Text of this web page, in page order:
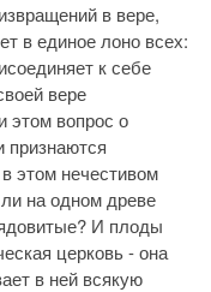
в вере,
в единое лоно всех:
к себе
вере
этом вопрос о
признаются
этом нечестивом
на одном древе
И плоды
церковь - она
в ней всякую